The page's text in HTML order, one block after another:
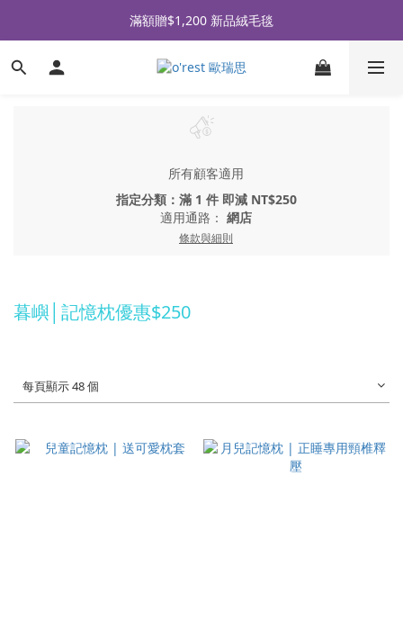
全品牌滿 $990免運｜會員買即贈〈 購物金 〉
滿額贈$1,200 新品絨毛毯
全品牌滿 $990免運｜會員買即贈〈 購物金 〉
所有顧客適用
指定分類：滿 1 件 即減 NT$250
適用通路： 網店
條款與細則
暮嶼│記憶枕優惠$250
每頁顯示 48 個